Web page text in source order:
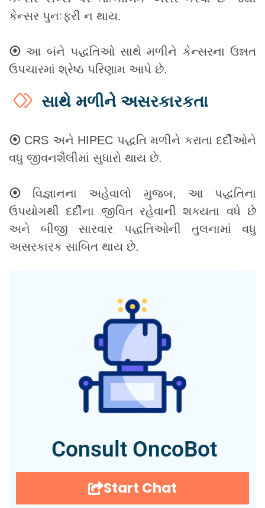
કેન્સર પુનઃફરી ન થાય.
⦿ આ બંને પદ્ધતિઓ સાથે મળીને કેન્સરના ઉન્નત
ઉપચારમાં શ્રેષ્ઠ પરિણામ આપે છે.
સાથે મળીને અસરકારકતા
⦿ CRS અને HIPEC પદ્ધતિ મળીને કરાતા દર્દીઓને
વધુ જીવનશૈલીમાં સુધારો થાય છે.
⦿ વિજ્ઞાનના અહેવાલો મુજબ, આ પદ્ધતિના
ઉપયોગથી દર્દીના જીવિત રહેવાની શક્યતા વધે છે
અને બીજી સારવાર પદ્ધતિઓની તુલનામાં વધુ
અસરકારક સાબિત થાય છે.
Consult OncoBot
Start Chat